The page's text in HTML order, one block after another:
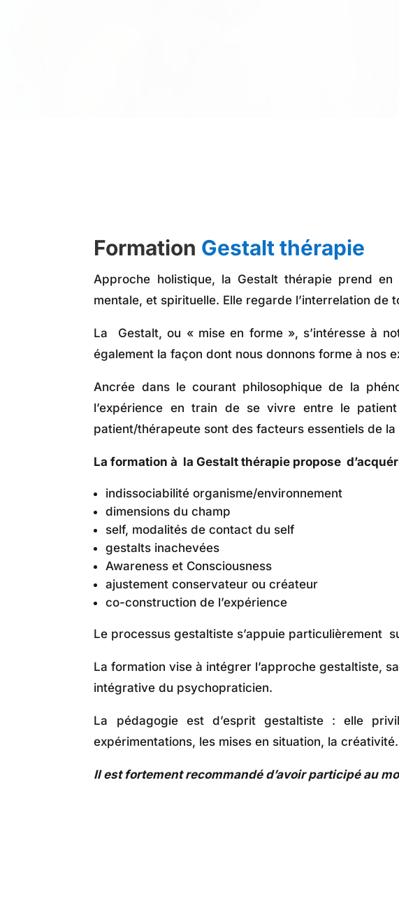
Formation Gestalt thérapie
Approche holistique, la Gestalt thérapie prend
mentale, et spirituelle. Elle regarde l’interrelation de
La Gestalt, ou « mise en forme », s’intéresse à
également la façon dont nous donnons forme à nos
Ancrée dans le courant philosophique de la
l’expérience en train de se vivre entre le
patient/thérapeute sont des facteurs essentiels de la
La formation à la Gestalt thérapie propose
indissociabilité organisme/environnement
dimensions du champ
self, modalités de contact du self
gestalts inachevées
Awareness et Consciousness
ajustement conservateur ou créateur
co-construction de l’expérience
Le processus gestaltiste s’appuie particulièrement
La formation vise à intégrer l’approche gestaltiste,
intégrative du psychopraticien.
La pédagogie est d’esprit gestaltiste : elle
expérimentations, les mises en situation, la créativité.
Il est fortement recommandé d’avoir participé au